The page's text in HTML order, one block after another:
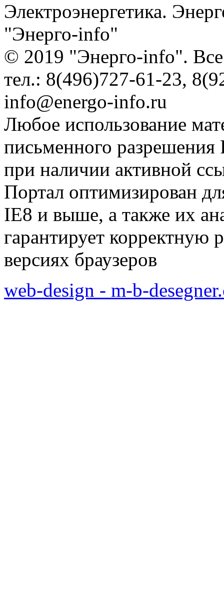
Электроэнергетика.
"Энерго-info"
© 2019 "Энерго-info".
тел.: 8(496)727-61-23,
info@energo-info.ru
Любое использование
письменного разрешения
при наличии активной
Портал оптимизирован
IE8 и выше, а также их
гарантирует корректную
версиях браузеров
web-design - m-b-